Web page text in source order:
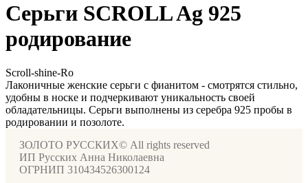
Серьги SCROLL Ag 925
родирование
Scroll-shine-Ro
Лаконичные женские серьги с фианитом - смотрятся стильно,
удобны в носке и подчеркивают уникальность своей
обладательницы. Серьги выполнены из серебра 925 пробы в
родировании и позолоте.
ЗОЛОТО РУССКИХ© All rights reserved
ИП Русских Анна Николаевна
ОГРНИП 310434526300124